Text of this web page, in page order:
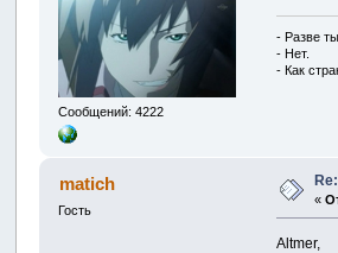
Сообщений: 4222
- Разве
- Нет.
- Как
matich
Гость
«
Altmer,